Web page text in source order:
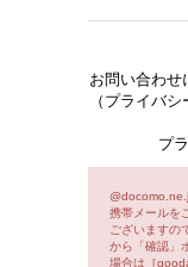
お問い合わせ
（プライバ
プ
携帯メールを
ございますの
から「確認」
場合は［